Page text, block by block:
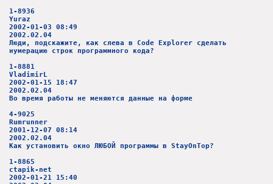
1-8936
Yuraz
2002-01-03 08:49
2002.02.04
Люди, подскажите, как слева в Code Explorer сделать
нумерацию строк программного кода?
1-8881
VladimirL
2002-01-15 18:47
2002.02.04
Во время работы не меняются данные на форме
4-9025
Rumrunner
2001-12-07 08:14
2002.02.04
Как установить окно ЛЮБОЙ программы в StayOnTop?
1-8865
ctapik-net
2002-01-21 15:40